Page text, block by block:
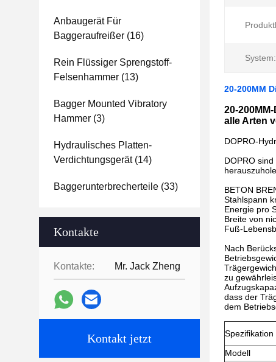
Anbaugerät Für
Baggeraufreißer (16)
Rein Flüssiger Sprengstoff-
Felsenhammer (13)
Bagger Mounted Vibratory
Hammer (3)
Hydraulisches Platten-
Verdichtungsgerät(14)
Baggerunterbrecherteile (33)
Kontakte
Kontakte: Mr. Jack Zheng
Kontakt jetzt
System:
20-200MM
20-
alle Arten
DOPRO-
DOPRO
BETON
Stahlspann
Energie pro
Breite von
Fuß-
Nach
zu
dass der
dem
Spezifikation
Modell